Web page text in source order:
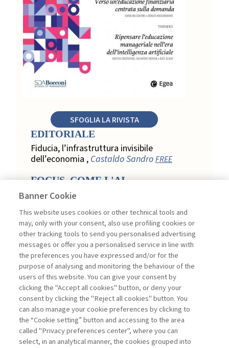
SFOGLIA LA RIVISTA
EDITORIALE
Fiducia, l’infrastruttura invisibile
dell’economia , Castaldo SandroFREE
FOCUS. COME L'AI
TRASFORMA LA LOYALTY
Relazione, personalizzazione e
misurazione: come l’AI trasforma la
loyalty nel retail ,Acconciamessa
Emanuele
Evidenze da uno studio qualitativo nel
retail: loyalty e fiducia nella
trasformazione digitale ,Penco Lara,
Testa Ginevra
Touchpoint ed enabler nella loyalty
digitale: un modello per progettare la
relazione con il cliente ,Ciacci Andrea,
Banner Cookie
This website uses cookies or other technical tools and
may, only with your consent, also use profiling cookies or
other tracking tools to send you personalised advertising
messages or offer you a personalised service in line with
the preferences you have expressed and/or for the
purpose of analysing and monitoring the behaviour of the
users of this website. You can give your consent by
clicking the "Accept all cookies" button, or deny your
consent by clicking the "Reject all cookies" button. You
can also manage your cookie preferences by clicking to
the “Cookie setting” button and accessing to the area
called "Privacy preferences center", where you can
select, in an analytical manner, the cookies grouped into